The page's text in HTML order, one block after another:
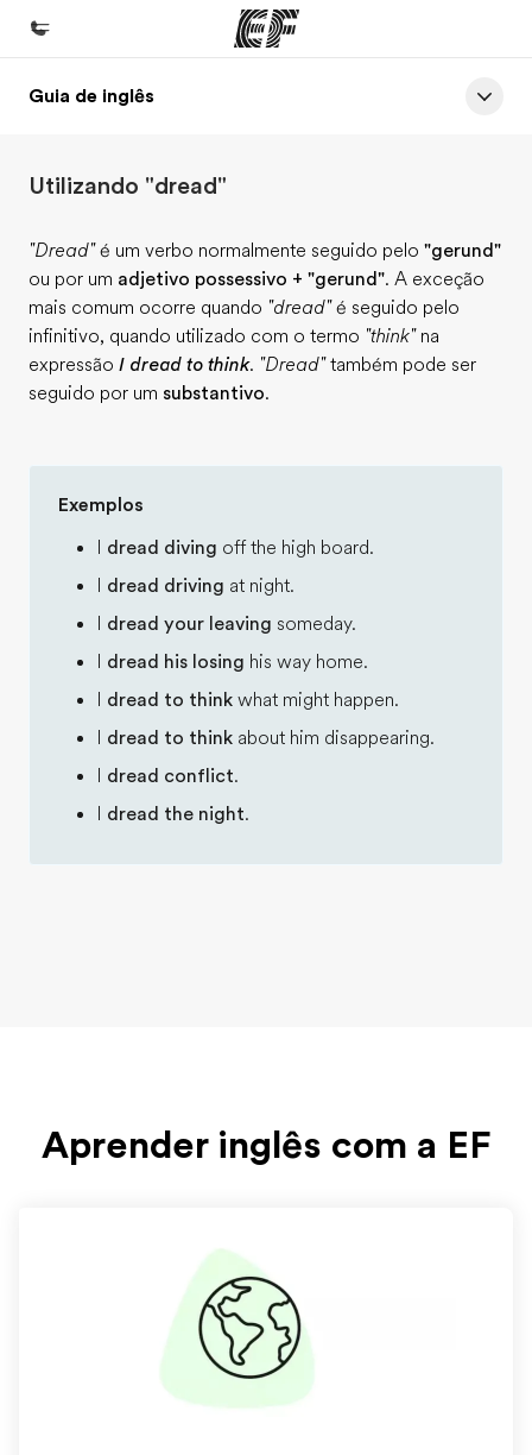
Início
Programas
Escritórios
Sobre nós
Junte-se a nós
Guia de inglês
Utilizando "dread"
"Dread"é um verbo normalmente seguido pelo "gerund"
ou por um adjetivo possessivo + "gerund". A exceção
mais comum ocorre quando "dread"é seguido pelo
infinitivo, quando utilizado com o termo "think"na
expressão I dread to think. "Dread"também pode ser
seguido por um substantivo.
Exemplos
dread diving off the high board.
dread driving at night.
dread your leaving someday.
dread his losing his way home.
dread to think what might happen.
dread to think about him disappearing.
dread conflict.
dread the night.
Aprender inglês com a EF